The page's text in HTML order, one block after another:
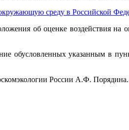
среду в Российской
об оценке воздействия на
обусловленных указанным в
России А.Ф. Порядина.